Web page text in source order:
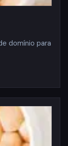
domínio para